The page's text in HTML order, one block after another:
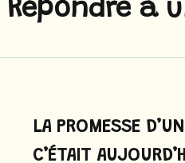
Répondre à
LA PROMESSE
C’ÉTAIT